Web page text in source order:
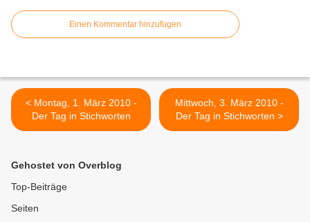
Einen Kommentar hinzufügen
< Montag, 1. März 2010 -
Der Tag in Stichworten
Mittwoch, 3. März 2010 -
Der Tag in Stichworten >
Gehostet von Overblog
Top-Beiträge
Seiten